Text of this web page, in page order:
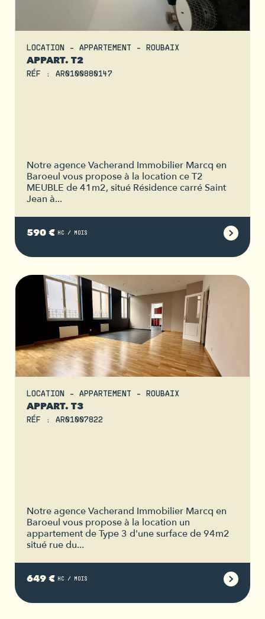
LOCATION - APPARTEMENT - ROUBAIX
APPART. T2
RÉF : AR0100880147
Notre agence Vacherand Immobilier Marcq en
Baroeul vous propose à la location ce T2
MEUBLE de 41m2, situé Résidence carré Saint
Jean à...
590 € HC / MOIS
LOCATION - APPARTEMENT - ROUBAIX
APPART. T3
RÉF : AR01007822
Notre agence Vacherand Immobilier Marcq en
Baroeul vous propose à la location un
appartement de Type 3 d'une surface de 94m2
situé rue du...
649 € HC / MOIS